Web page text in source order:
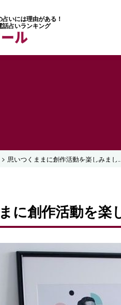
いには理由がある！
話占いランキング
ル
> 思いつくま
に創作活動を楽